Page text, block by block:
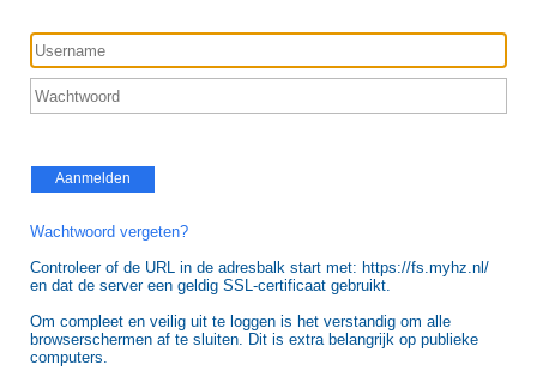
Aanmelden
Wachtwoord vergeten?
Controleer of de URL in de adresbalk start met: https://fs.myhz.nl/
en dat de server een geldig SSL-certificaat gebruikt.
Om compleet en veilig uit te loggen is het verstandig om alle
browserschermen af te sluiten. Dit is extra belangrijk op publieke
computers.